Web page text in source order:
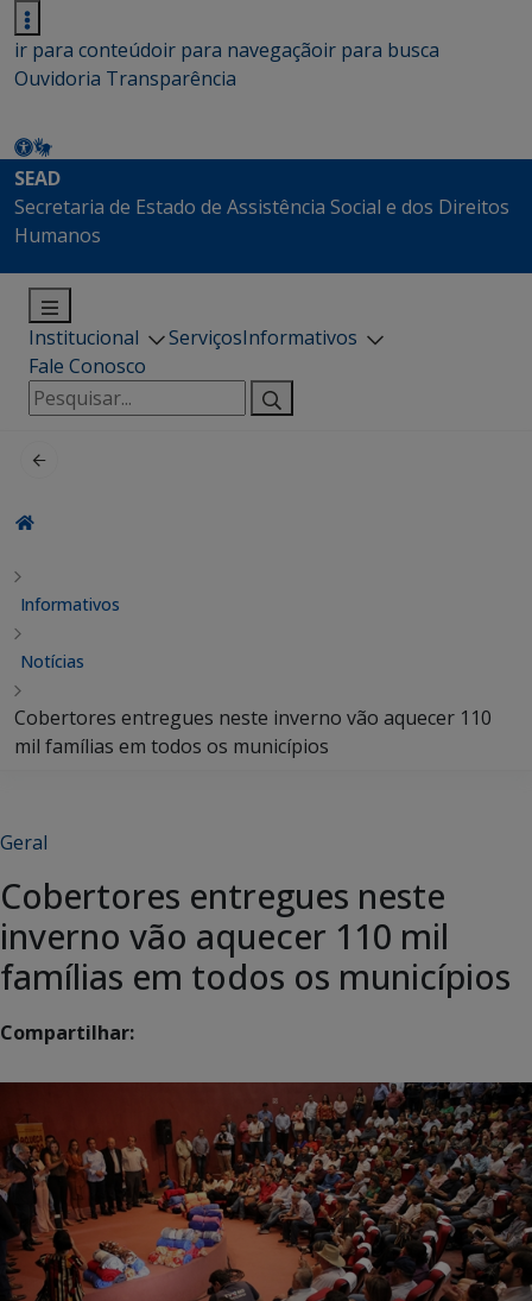
ir para conteúdoir para navegaçãoir para busca
Ouvidoria Transparência
SEAD
Secretaria de Estado de Assistência Social e dos Direitos
Humanos
Institucional ServiçosInformativos
Fale Conosco
Pesquisar
por:
Informativos
Notícias
Cobertores entregues neste inverno vão aquecer 110
mil famílias em todos os municípios
Geral
Cobertores entregues neste
inverno vão aquecer 110 mil
famílias em todos os municípios
Compartilhar: